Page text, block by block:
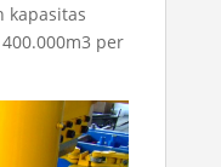
kapasitas
per